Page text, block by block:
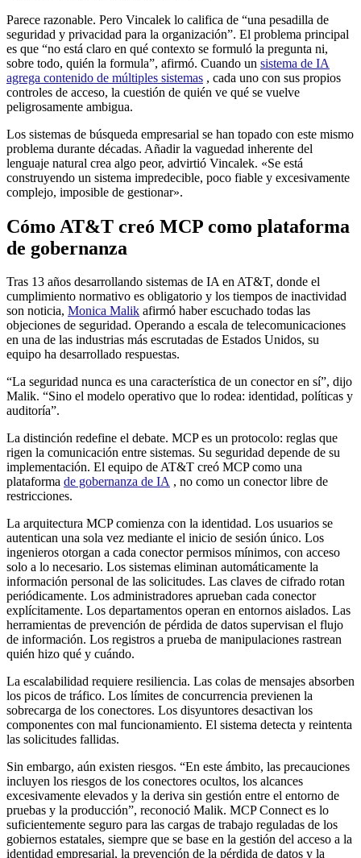
Parece razonable. Pero Vincalek lo califica de “una pesadilla de
seguridad y privacidad para la organización”. El problema principal
es que “no está claro en qué contexto se formuló la pregunta ni,
sobre todo, quién la formula”, afirmó. Cuando un sistema de IA
agrega contenido de múltiples sistemas , cada uno con sus propios
controles de acceso, la cuestión de quién ve qué se vuelve
peligrosamente ambigua.
Los sistemas de búsqueda empresarial se han topado con este mismo
problema durante décadas. Añadir la vaguedad inherente del
lenguaje natural crea algo peor, advirtió Vincalek. «Se está
construyendo un sistema impredecible, poco fiable y excesivamente
complejo, imposible de gestionar».
Cómo AT&T creó MCP como plataforma
de gobernanza
Tras 13 años desarrollando sistemas de IA en AT&T, donde el
cumplimiento normativo es obligatorio y los tiempos de inactividad
son noticia, Monica Malik afirmó haber escuchado todas las
objeciones de seguridad. Operando a escala de telecomunicaciones
en una de las industrias más escrutadas de Estados Unidos, su
equipo ha desarrollado respuestas.
“La seguridad nunca es una característica de un conector en sí”, dijo
Malik. “Sino el modelo operativo que lo rodea: identidad, políticas y
auditoría”.
La distinción redefine el debate. MCP es un protocolo: reglas que
rigen la comunicación entre sistemas. Su seguridad depende de su
implementación. El equipo de AT&T creó MCP como una
plataforma de gobernanza de IA , no como un conector libre de
restricciones.
La arquitectura MCP comienza con la identidad. Los usuarios se
autentican una sola vez mediante el inicio de sesión único. Los
ingenieros otorgan a cada conector permisos mínimos, con acceso
solo a lo necesario. Los sistemas eliminan automáticamente la
información personal de las solicitudes. Las claves de cifrado rotan
periódicamente. Los administradores aprueban cada conector
explícitamente. Los departamentos operan en entornos aislados. Las
herramientas de prevención de pérdida de datos supervisan el flujo
de información. Los registros a prueba de manipulaciones rastrean
quién hizo qué y cuándo.
La escalabilidad requiere resiliencia. Las colas de mensajes absorben
los picos de tráfico. Los límites de concurrencia previenen la
sobrecarga de los conectores. Los disyuntores desactivan los
componentes con mal funcionamiento. El sistema detecta y reintenta
las solicitudes fallidas.
Sin embargo, aún existen riesgos. “En este ámbito, las precauciones
incluyen los riesgos de los conectores ocultos, los alcances
excesivamente elevados y la deriva sin gestión entre el entorno de
pruebas y la producción”, reconoció Malik. MCP Connect es lo
suficientemente seguro para las cargas de trabajo reguladas de los
gobiernos estatales, siempre que se base en la gestión del acceso a la
identidad empresarial, la prevención de la pérdida de datos y la